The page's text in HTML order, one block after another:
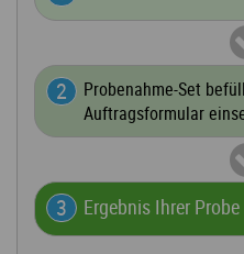
Probenahme-Set
Auftragsformular
Ergebnis Ihrer